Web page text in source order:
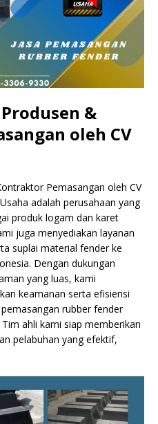
&
oleh CV
Pemasangan oleh CV
adalah perusahaan yang
produk logam dan karet
juga menyediakan layanan
suplai material fender ke
Dengan dukungan
yang luas, kami
keamanan serta efisiensi
rubber fender
ahli kami siap memberikan
pelabuhan yang efektif,